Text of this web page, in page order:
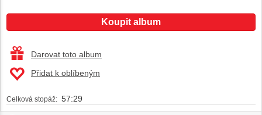
Koupit album
Darovat toto album
Přidat k oblíbeným
Celková stopáž: 57:29